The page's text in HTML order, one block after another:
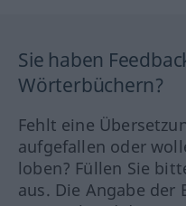
Sie haben
Wörterbüchern?
Fehlt eine
aufgefallen oder
loben? Füllen Sie
aus. Die Angabe der